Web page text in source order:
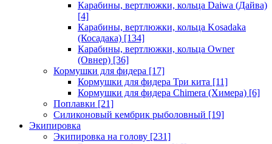
Карабины, вертлюжки, кольца Daiwa (Дайва)
[4]
Карабины, вертлюжки, кольца Kosadaka
(Косадака) [134]
Карабины, вертлюжки, кольца Owner
(Овнер) [36]
Кормушки для фидера [17]
Кормушки для фидера Три кита [11]
Кормушки для фидера Chimera (Химера) [6]
Поплавки [21]
Силиконовый кембрик рыболовный [19]
Экипировка
Экипировка на голову [231]